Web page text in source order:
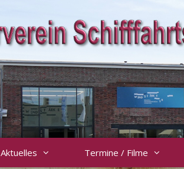
Aktuelles Termine / Filme